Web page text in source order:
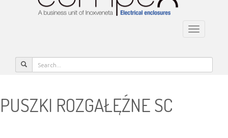
Toggle
PUSZKI ROZGAŁĘŹNE SC